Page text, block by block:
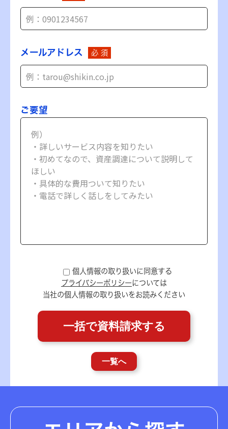
メールアドレス 必 須
ご要望
個人情報の取り扱いに同意する
プライバシーポリシーについては
当社の個人情報の取り扱いをお読みください
一覧へ